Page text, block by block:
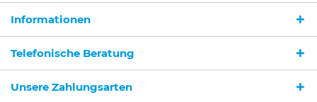
verstanden und stimme zu. *
Senden
Informationen
Telefonische Beratung
Unsere Zahlungsarten